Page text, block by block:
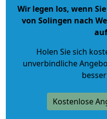
Wir legen los, wenn
von Solingen nach
Holen Sie sich
unverbindliche
Kostenlose